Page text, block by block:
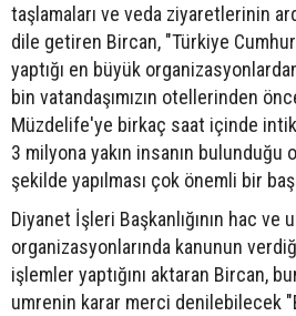
taşlamaları ve veda ziyaretlerinin
dile getiren Bircan, "Türkiye
yaptığı en büyük
bin vatandaşımızın otellerinden
Müzdelife'ye birkaç saat içinde
3 milyona yakın insanın bulunduğu
şekilde yapılması çok önemli bir
Diyanet İşleri Başkanlığının hac ve
organizasyonlarında kanunun
işlemler yaptığını aktaran Bircan,
umrenin karar merci denilebilecek